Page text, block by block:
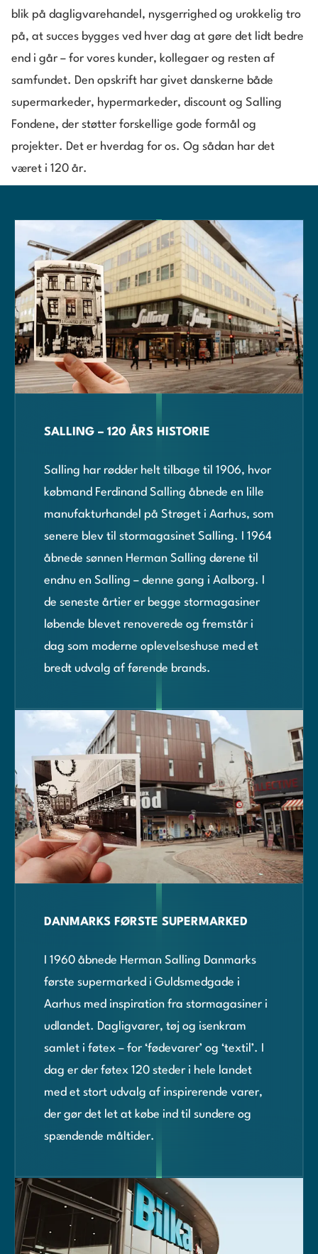
blik på dagligvarehandel, nysgerrighed og urokkelig tro
på, at succes bygges ved hver dag at gøre det lidt bedre
end i går – for vores kunder, kollegaer og resten af
samfundet. Den opskrift har givet danskerne både
supermarkeder, hypermarkeder, discount og Salling
Fondene, der støtter forskellige gode formål og
projekter. Det er hverdag for os. Og sådan har det
været i 120 år.
SALLING – 120 ÅRS HISTORIE
Salling har rødder helt tilbage til 1906, hvor
købmand Ferdinand Salling åbnede en lille
manufakturhandel på Strøget i Aarhus, som
senere blev til stormagasinet Salling. I 1964
åbnede sønnen Herman Salling dørene til
endnu en Salling – denne gang i Aalborg. I
de seneste årtier er begge stormagasiner
løbende blevet renoverede og fremstår i
dag som moderne oplevelseshuse med et
bredt udvalg af førende brands.
DANMARKS FØRSTE SUPERMARKED
I 1960 åbnede Herman Salling Danmarks
første supermarked i Guldsmedgade i
Aarhus med inspiration fra stormagasiner i
udlandet. Dagligvarer, tøj og isenkram
samlet i føtex – for ‘fødevarer’ og ‘textil’. I
dag er der føtex 120 steder i hele landet
med et stort udvalg af inspirerende varer,
der gør det let at købe ind til sundere og
spændende måltider.